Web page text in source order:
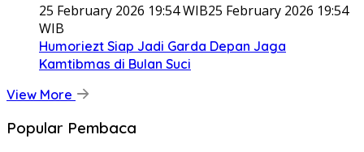
25 February 2026 19:54 WIB25 February 2026 19:54
WIB
Humoriezt Siap Jadi Garda Depan Jaga
Kamtibmas di Bulan Suci
View More
Popular Pembaca